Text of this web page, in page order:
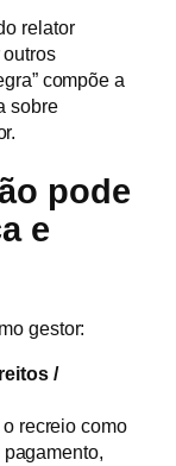
relator
compõe a
sobre
pode
e
gestor:
/
recreio como